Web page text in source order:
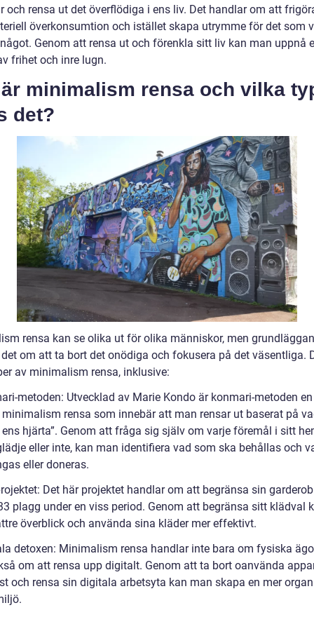
och rensa ut det överflödiga i ens liv. Det handlar om att
överkonsumtion och istället skapa utrymme för det som
Genom att rensa ut och förenkla sitt liv kan man uppnå
frihet och inre lugn.
är minimalism rensa och vilka
det?
rensa kan se olika ut för olika människor, men
om att ta bort det onödiga och fokusera på det väsentliga.
av minimalism rensa, inklusive:
metoden: Utvecklad av Marie Kondo är konmari-metoden
rensa som innebär att man rensar ut baserat på
hjärta”. Genom att fråga sig själv om varje föremål i sitt
eller inte, kan man identifiera vad som ska behållas och
eller doneras.
Det här projektet handlar om att begränsa sin
plagg under en viss period. Genom att begränsa sitt klädval
överblick och använda sina kläder mer effektivt.
detoxen: Minimalism rensa handlar inte bara om fysiska
om att rensa upp digitalt. Genom att ta bort oanvända
och rensa sin digitala arbetsyta kan man skapa en mer